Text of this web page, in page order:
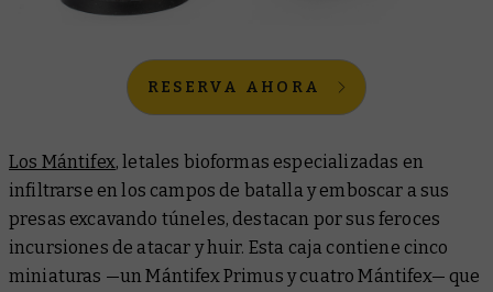
RESERVA AHORA
Los Mántifex, letales bioformas especializadas en
infiltrarse en los campos de batalla y emboscar a sus
presas excavando túneles, destacan por sus feroces
incursiones de atacar y huir. Esta caja contiene cinco
miniaturas —un Mántifex Primus y cuatro Mántifex— que